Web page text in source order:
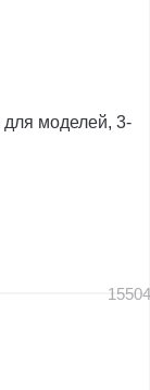
для моделей, 3-